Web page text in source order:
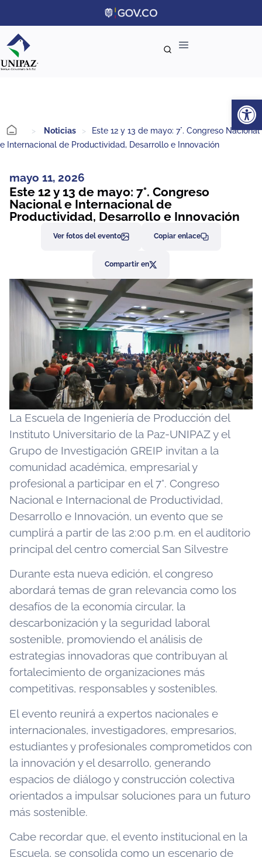
> Noticias >
Este 12 y 13 de mayo: 7°. Congreso Nacional
e Internacional de Productividad, Desarrollo e Innovación
mayo 11, 2026
Este 12 y 13 de mayo: 7°. Congreso
Nacional e Internacional de
Productividad, Desarrollo e Innovación
Ver fotos del evento Copiar enlace
Compartir en
La Escuela de Ingeniería de Producción del
Instituto Universitario de la Paz-UNIPAZ y el
Grupo de Investigación GREIP invitan a la
comunidad académica, empresarial y
profesional a participar en el 7°. Congreso
Nacional e Internacional de Productividad,
Desarrollo e Innovación, un evento que se
cumplirá a partir de las 2:00 p.m. en el auditorio
principal del centro comercial San Silvestre
Durante esta nueva edición, el congreso
abordará temas de gran relevancia como los
desafíos de la economía circular, la
descarbonización y la seguridad laboral
sostenible, promoviendo el análisis de
estrategias innovadoras que contribuyan al
fortalecimiento de organizaciones más
competitivas, responsables y sostenibles.
El evento reunirá a expertos nacionales e
internacionales, investigadores, empresarios,
estudiantes y profesionales comprometidos con
la innovación y el desarrollo, generando
espacios de diálogo y construcción colectiva
orientados a impulsar soluciones para un futuro
más sostenible.
Cabe recordar que, el evento institucional en la
Escuela, se consolida como un escenario de